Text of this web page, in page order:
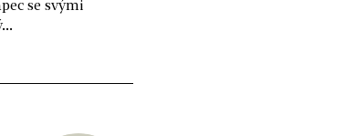
se svými